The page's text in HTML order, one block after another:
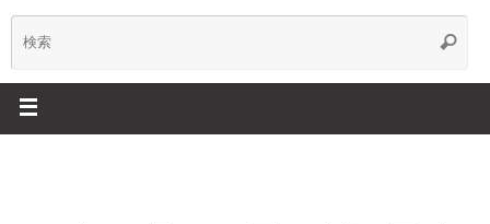
プ
索:
検